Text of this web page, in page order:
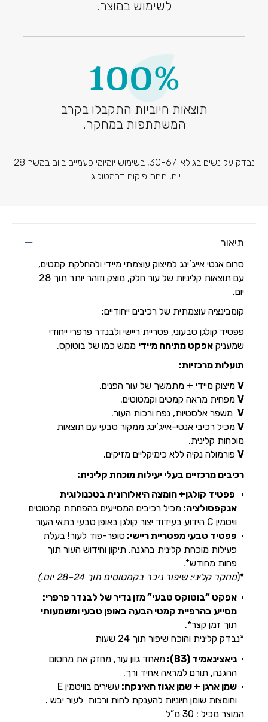
לשימוש במוצר.
100%
תוצאות חיוביות התקבלו בקרב
המשתתפות במחקר.
נבדק על נשים בגילאי 30-67, בשימוש יומיומי פעמיים ביום במשך 28
יום, תחת פיקוח דרמטולוגי.
תיאור
סרום אנטי אייג’ינג למיצוק עוצמתי מיידי ולהחלקת קמטים,
עם תוצאות קליניות של עור חלק, מוצק וזוהר יותר תוך 28
יום.
קומבינציה עוצמתית של רכיבים ייחודיים:
פפטיד קולגן טבעוני, פטריית ריישי ולבנדר פרפרי ייחודי
שמעניק אפקט מתיחה מיידי ממש כמו של בוטוקס.
תועלות מרכזיות:
Vמיצוק מיידי + מתמשך של עור הפנים.
Vמפחית מראה קמטים וקמטוטים.
Vמשפר אלסטיות, נפח ורכות העור.
Vמכיל רכיבי אנטי-אייג’ינג ממקור טבעי עם תוצאות
מוכחות קלינית.
Vפורמולה נקיה ללא כימיקליים מזיקים.
רכיבים מרכזיים בעלי יעילות מוכחת קלינית:
פפטיד קולגן+ חומצה היאלורונית בטכנולוגית
אנקפסולציה: מכיל רכיבים המסייעים בהפחתת קמטוטים
וויטמין C הידוע בעידוד יצור קולגן באופן טבעי בתאי העור
פפטיד טבעי מפטריית ריישי: סופר-פוד לעור! בעלת
פעילות מוכחת קלינית בהגנה, תיקון וחידוש העור תוך
פחות מחודש*.
*(מחקר קליני: שיפור ניכר בקמטוטים תוך 24–28 יום
.)
אפקט “בוטוקס טבעי” מזן נדיר של לבנדר פרפרי:
מסייע בהרפיית קמטי הבעה באופן טבעי ומשמעותי
תוך זמן קצר*.
*נבדק קלינית והוכח שיפור תוך 24 שעות
ניאצינאמיד (B3):
מאחד גוון עור, מחזק את מחסום
ההגנה, תורם למראה אחיד ורך.
שמן ארגן + שמן אגוז האינקה:
עשירים בוויטמין E
וחומצות שומן חיוניות להענקת לחות ורכות לעור יבש .
המוצר מכיל : 30 מ”ל